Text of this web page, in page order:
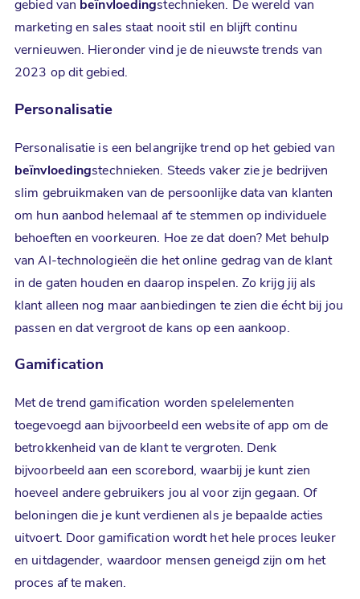
gebied van beïnvloedingstechnieken. De wereld van
marketing en sales staat nooit stil en blijft continu
vernieuwen. Hieronder vind je de nieuwste trends van
2023 op dit gebied.
Personalisatie
Personalisatie is een belangrijke trend op het gebied van
beïnvloedingstechnieken. Steeds vaker zie je bedrijven
slim gebruikmaken van de persoonlijke data van klanten
om hun aanbod helemaal af te stemmen op individuele
behoeften en voorkeuren. Hoe ze dat doen? Met behulp
van AI-technologieën die het online gedrag van de klant
in de gaten houden en daarop inspelen. Zo krijg jij als
klant alleen nog maar aanbiedingen te zien die écht bij jou
passen en dat vergroot de kans op een aankoop.
Gamification
Met de trend gamification worden spelelementen
toegevoegd aan bijvoorbeeld een website of app om de
betrokkenheid van de klant te vergroten. Denk
bijvoorbeeld aan een scorebord, waarbij je kunt zien
hoeveel andere gebruikers jou al voor zijn gegaan. Of
beloningen die je kunt verdienen als je bepaalde acties
uitvoert. Door gamification wordt het hele proces leuker
en uitdagender, waardoor mensen geneigd zijn om het
proces af te maken.